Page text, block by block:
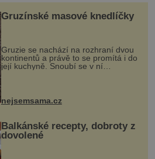
Gruzínské masové knedlíčky
Gruzie se nachází na rozhraní dvou
kontinentů a právě to se promítá i do
její kuchyně. Snoubí se v ní
evropské a asijské chutě a díky tomu
vznikají rozmanité a chuťově bohaté
pokrmy, které rozhodně st...
nejsemsama.cz
Balkánské recepty, dobroty z
dovolené